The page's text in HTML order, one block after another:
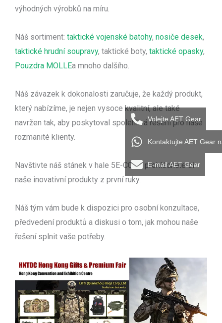
výhodných výrobků na míru.
Náš sortiment: taktické vojenské batohy, nosiče desek,
taktické hrudní soupravy, taktické boty, taktické opasky,
Pouzdra MOLLEa mnoho dalšího.
Náš závazek k dokonalosti zaručuje, že každý produkt,
který nabízíme, je nejen vysoce kvalitní, ale také
navržen tak, aby poskytoval spolehlivá řešení pro naše
rozmanité klienty.
Navštivte náš stánek v hale 5E-C01 a prohlédněte si
naše inovativní produkty z první ruky.
Náš tým vám bude k dispozici pro osobní konzultace,
předvedení produktů a diskusi o tom, jak mohou naše
řešení splnit vaše potřeby.
Volejte AET Gear
Kontaktujte AET Gear
E-mail AET Gear